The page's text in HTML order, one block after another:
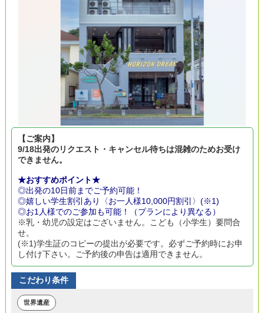
【ご案内】
9/18出発のリクエスト・キャンセル待ちは混雑のためお受け
できません。
★おすすめポイント★
◎出発の10日前までご予約可能！
◎嬉しい学生割引あり〈お一人様10,000円割引〉(※1)
◎お1人様でのご参加も可能！（プランにより異なる）
※乳・幼児の設定はございません。こども（小学生）要問合
せ。
(※1)学生証のコピーの提出が必要です。必ずご予約時にお申
し付け下さい。ご予約後の申告は適用できません。
こだわり条件
世界遺産